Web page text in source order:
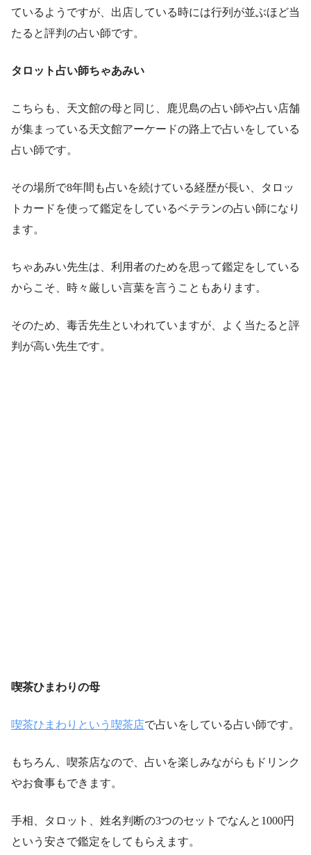
ているようですが、出店している時には行列が並ぶほど当
たると評判の占い師です。
タロット占い師ちゃあみい
こちらも、天文館の母と同じ、鹿児島の占い師や占い店舗
が集まっている天文館アーケードの路上で占いをしている
占い師です。
その場所で8年間も占いを続けている経歴が長い、タロッ
トカードを使って鑑定をしているベテランの占い師になり
ます。
ちゃあみい先生は、利用者のためを思って鑑定をしている
からこそ、時々厳しい言葉を言うこともあります。
そのため、毒舌先生といわれていますが、よく当たると評
判が高い先生です。
喫茶ひまわりの母
喫茶ひまわりという喫茶店で占いをしている占い師です。
もちろん、喫茶店なので、占いを楽しみながらもドリンク
やお食事もできます。
手相、タロット、姓名判断の3つのセットでなんと1000円
という安さで鑑定をしてもらえます。